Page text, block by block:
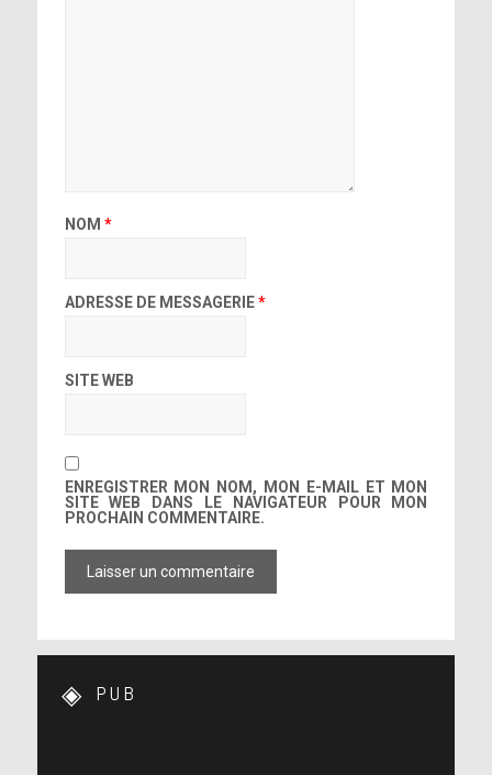
NOM *
ADRESSE DE MESSAGERIE*
SITE WEB
ENREGISTRER MON NOM, MON E-MAIL ET MON
SITE WEB DANS LE NAVIGATEUR POUR MON
PROCHAIN COMMENTAIRE.
PUB